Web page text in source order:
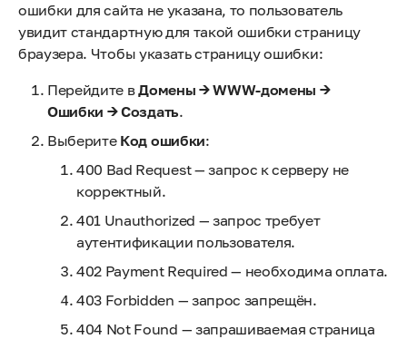
ошибки для сайта не указана, то пользователь
увидит стандартную для такой ошибки страницу
браузера. Чтобы указать страницу ошибки:
Перейдите вДомены → WWW-домены →
Ошибки → Создать.
Выберите Код ошибки:
400 Bad Request — запрос к серверу не
корректный.
401 Unauthorized — запрос требует
аутентификации пользователя.
402 Payment Required — необходима оплата.
403 Forbidden — запрос запрещён.
404 Not Found — запрашиваемая страница